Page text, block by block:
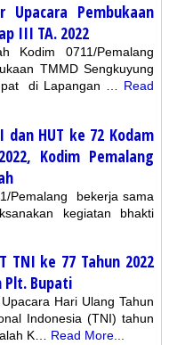
Upacara Pembukaan
III TA. 2022
Kodim 0711/Pemalang
TMMD Sengkuyung
di Lapangan … Read
dan HUT ke 72 Kodam
Kodim Pemalang
Pemalang bekerja sama
kegiatan bhakti
TNI ke 77 Tahun 2022
Plt. Bupati
Hari Ulang Tahun
Indonesia (TNI) tahun
K… Read More...